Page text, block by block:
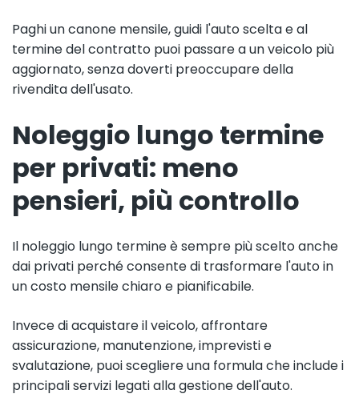
Paghi un canone mensile, guidi l'auto scelta e al
termine del contratto puoi passare a un veicolo più
aggiornato, senza doverti preoccupare della
rivendita dell'usato.
Noleggio lungo termine
per privati: meno
pensieri, più controllo
Il noleggio lungo termine è sempre più scelto anche
dai privati perché consente di trasformare l'auto in
un costo mensile chiaro e pianificabile.
Invece di acquistare il veicolo, affrontare
assicurazione, manutenzione, imprevisti e
svalutazione, puoi scegliere una formula che include i
principali servizi legati alla gestione dell'auto.